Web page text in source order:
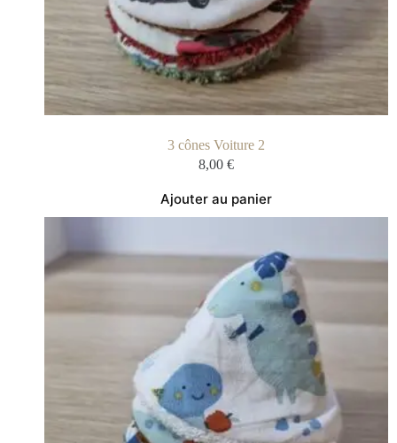
3 cônes Voiture 2
8,00 €
Ajouter au panier